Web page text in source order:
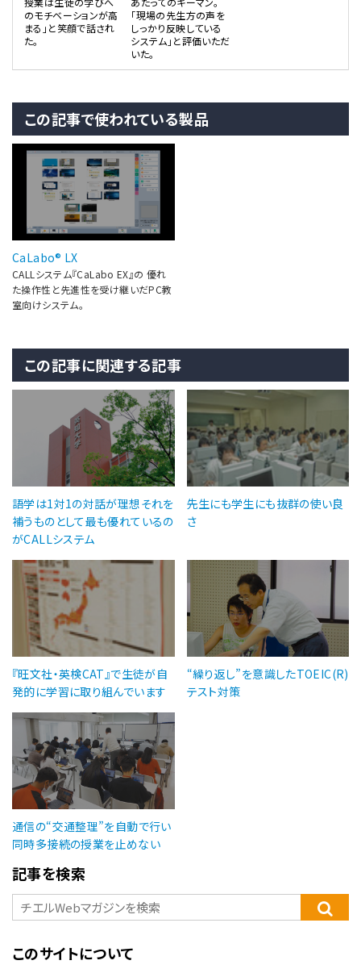
のモチベーションが高
まる」と笑顔で話され
た。
「現場の先生方の声を
しっかり反映している
システム」と評価いただ
いた。
この記事で使われている製品
CaLabo® LX
CALLシステム『CaLabo EX』の 優れ
た操作性と先進性を受け継いだPC教
室向けシステム。
この記事に関連する記事
語学は1対1の対話が理想それを
補うものとして最も優れているの
がCALLシステム
先生にも学生にも抜群の使い良
さ
『旺文社・英検CAT』で生徒が自
発的に学習に取り組んでいます
“繰り返し”を意識したTOEIC(R)
テスト対策
通信の“交通整理”を自動で行い
同時多接続の授業を止めない
記事を検索
このサイトについて